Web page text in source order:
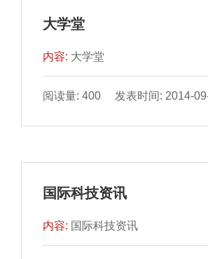
大学堂
内容: 大学堂
阅读量: 400 发表时间: 2014-
国际科技资讯
内容: 国际科技资讯